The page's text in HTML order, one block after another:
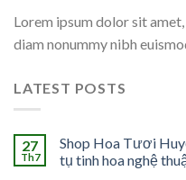
Lorem ipsum dolor sit
diam nonummy nibh
LATEST POSTS
27
Th7
Shop Hoa Tươi
tụ tinh hoa nghệ